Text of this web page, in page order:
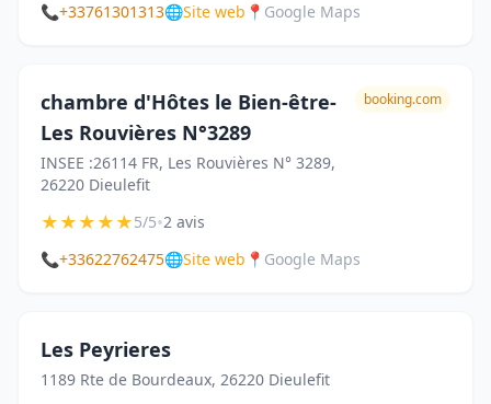
📞+33761301313🌐Site web 📍 Google Maps
chambre d'Hôtes le Bien-être-
Les Rouvières N°3289
INSEE :26114 FR, Les Rouvières N° 3289,
26220 Dieulefit
booking.com
★★★★★5/5•2 avis
📞+33622762475🌐Site web 📍 Google Maps
Les Peyrieres
1189 Rte de Bourdeaux, 26220 Dieulefit